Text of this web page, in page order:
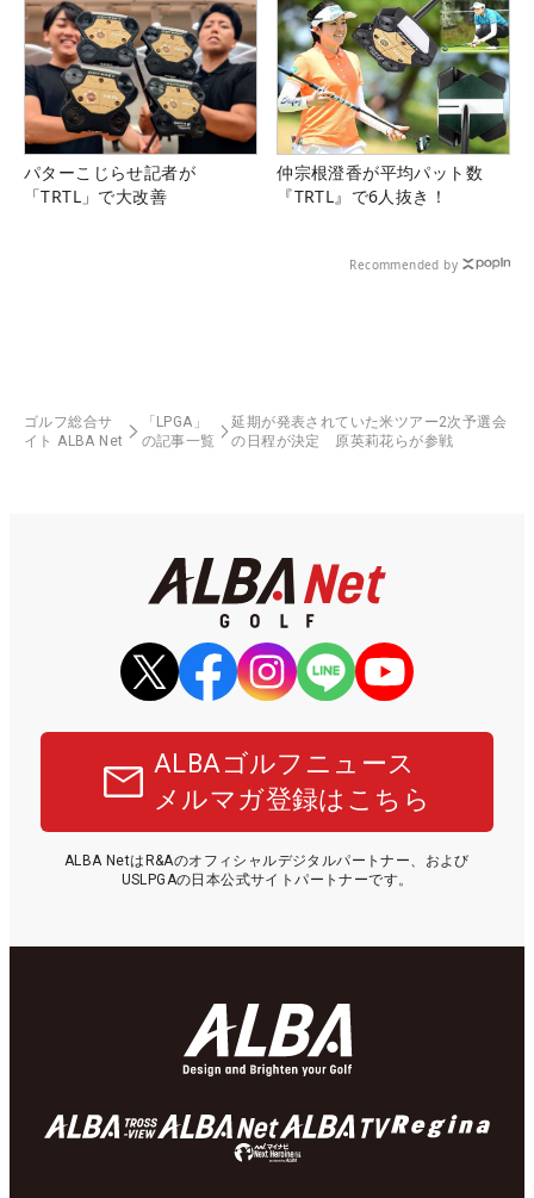
パターこじらせ記者が
「TRTL」で大改善
仲宗根澄香が平均パット数
『TRTL』で6人抜き！
Recommended by
ゴルフ総合サ
イト ALBA Net
「LPGA」
の記事一覧
延期が発表されていた米ツアー2次予選会
の日程が決定 原英莉花らが参戦
ALBAゴルフニュース
メルマガ登録はこちら
ALBA NetはR&Aのオフィシャルデジタルパートナー、および
USLPGAの日本公式サイトパートナーです。